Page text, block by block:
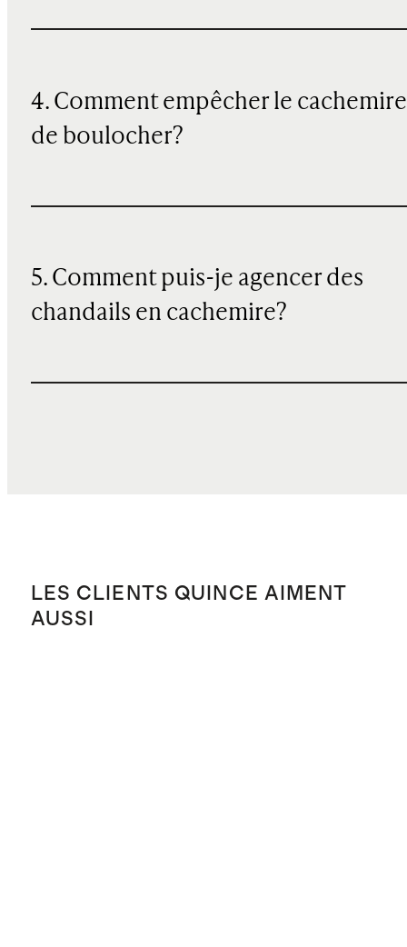
4. Comment empêcher le cachemire
de boulocher?
5. Comment puis-je agencer des
chandails en cachemire?
LES CLIENTS QUINCE AIMENT
AUSSI